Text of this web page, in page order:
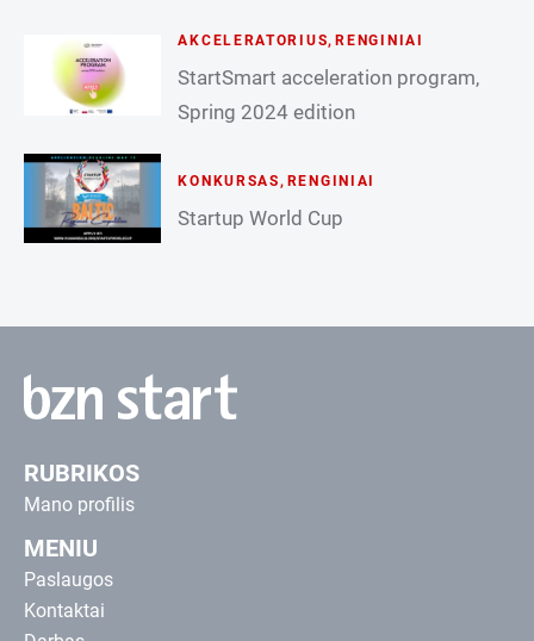
AKCELERATORIUS,RENGINIAI
StartSmart acceleration program,
Spring 2024 edition
KONKURSAS, RENGINIAI
Startup World Cup
RUBRIKOS
Mano profilis
MENIU
Paslaugos
Kontaktai